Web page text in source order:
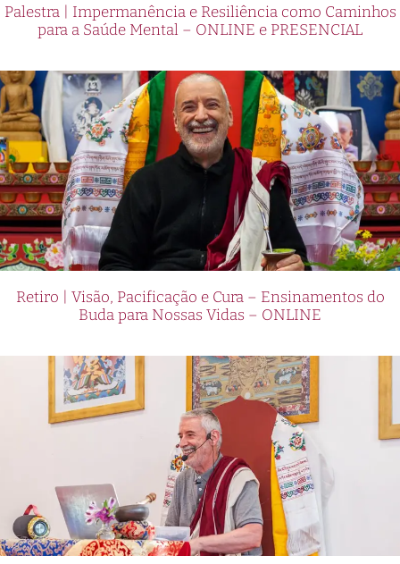
Palestra | Impermanência e Resiliência como Caminhos
para a Saúde Mental – ONLINE e PRESENCIAL
Retiro | Visão, Pacificação e Cura – Ensinamentos do
Buda para Nossas Vidas – ONLINE